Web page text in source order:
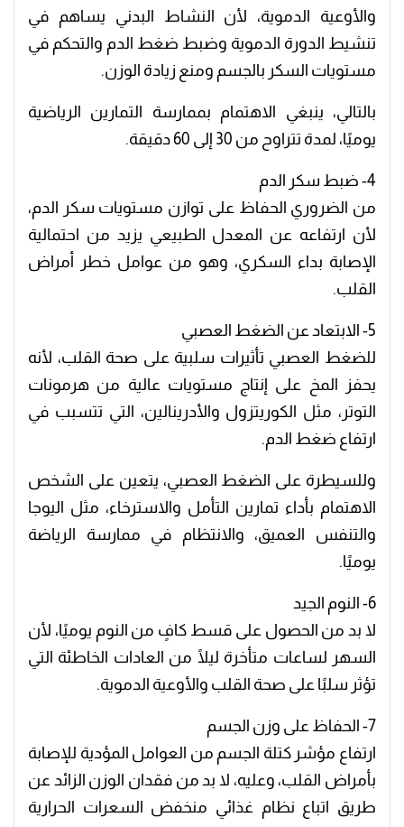
والأوعية الدموية، لأن النشاط البدني يساهم في
تنشيط الدورة الدموية وضبط ضغط الدم والتحكم في
مستويات السكر بالجسم ومنع زيادة الوزن.
بالتالي، ينبغي الاهتمام بممارسة التمارين الرياضية
يوميًا، لمدة تتراوح من 30 إلى 60 دقيقة.
4- ضبط سكر الدم
من الضروري الحفاظ على توازن مستويات سكر الدم،
لأن ارتفاعه عن المعدل الطبيعي يزيد من احتمالية
الإصابة بداء السكري، وهو من عوامل خطر أمراض
القلب.
5- الابتعاد عن الضغط العصبي
للضغط العصبي تأثيرات سلبية على صحة القلب، لأنه
يحفز المخ على إنتاج مستويات عالية من هرمونات
التوتر، مثل الكوريتزول والأدرينالين، التي تتسبب في
ارتفاع ضغط الدم.
وللسيطرة على الضغط العصبي، يتعين على الشخص
الاهتمام بأداء تمارين التأمل والاسترخاء، مثل اليوجا
والتنفس العميق، والانتظام في ممارسة الرياضة
يوميًا.
6- النوم الجيد
لا بد من الحصول على قسط كافٍ من النوم يوميًا، لأن
السهر لساعات متأخرة ليلًا من العادات الخاطئة التي
تؤثر سلبًا على صحة القلب والأوعية الدموية.
7- الحفاظ على وزن الجسم
ارتفاع مؤشر كتلة الجسم من العوامل المؤدية للإصابة
بأمراض القلب، وعليه، لا بد من فقدان الوزن الزائد عن
طريق اتباع نظام غذائي منخفض السعرات الحرارية